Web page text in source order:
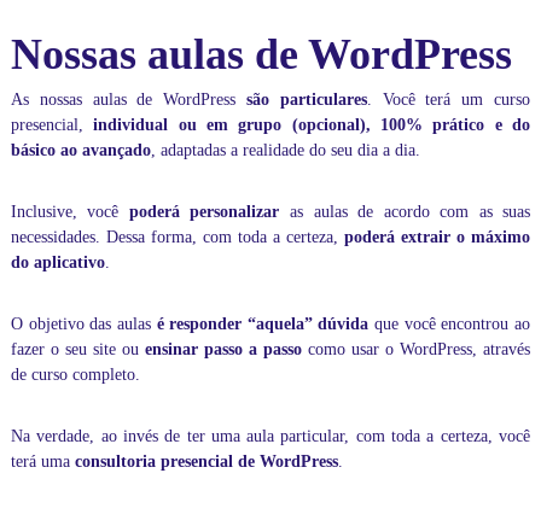
a
a
s
s
e
m
p
d
Nossas aulas de WordPress
As nossas aulas de WordPress são particulares. Você terá um curso
presencial,individual ou em grupo (opcional), 100% prático e do
básico ao avançado, adaptadas a realidade do seu dia a dia.
Inclusive, você poderá personalizar as aulas de acordo com as suas
necessidades. Dessa forma, com toda a certeza,poderá extrair o máximo
do aplicativo.
O objetivo das aulas é responder “aquela” dúvida que você encontrou ao
fazer o seu site ou ensinar passo a passocomo usar o WordPress, através
de curso completo.
Na verdade, ao invés de ter uma aula particular, com toda a certeza, você
terá uma consultoria presencial de WordPress.